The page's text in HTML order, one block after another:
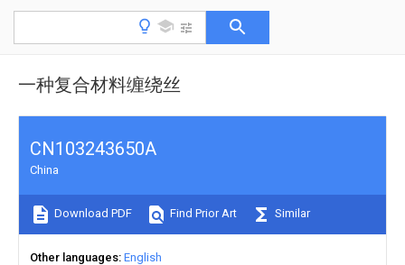
一种复合材料缠绕丝
CN103243650A
China
Download PDF Find Prior Art Similar
Other languages English